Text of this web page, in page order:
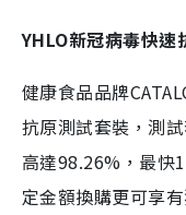
YHLO新冠病毒快速
健康食品品牌
抗原測試套裝，測
高達98.26%，最快
定金額換購更可享